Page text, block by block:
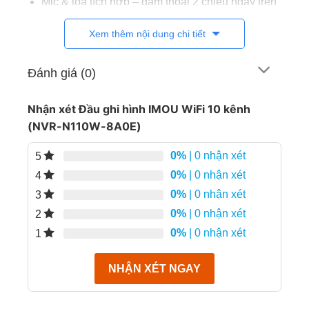
NVR
H.265/H.264 – tiết kiệm lưu trữ, truyền tải mượt
HDMI + VGA – xem TV/monitor, hỗ trợ tới 4K
Phát lại đồng thời 4 kênh (8MP@15fps hoặc
5MP@30fps)
HDD tối đa 16TB – lưu lâu, xem lại thoải mái
ONVIF – linh hoạt ghép thiết bị IP bên thứ ba
Xem thêm nội dung chi tiết
Đánh giá (0)
Nhận xét Đầu ghi hình IMOU WiFi 10 kênh
(NVR-N110W-8A0E)
5 0% | 0 nhận xét
4
0% | 0 nhận xét
3
0% | 0 nhận xét
2
0% | 0 nhận xét
1
0% | 0 nhận xét
NHẬN XÉT NGAY